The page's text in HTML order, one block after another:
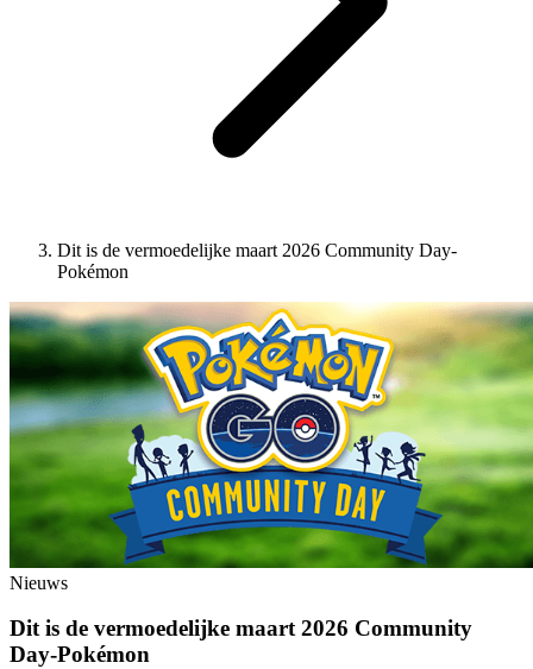
Dit is de vermoedelijke maart 2026 Community Day-
Pokémon
Nieuws
Dit is de vermoedelijke maart 2026 Community
Day-Pokémon